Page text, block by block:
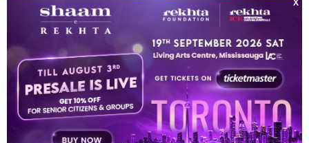
Crescendo गुल-ए-गुफ़्तार
2012
कार-ए-ज़बाँ दराज़ है